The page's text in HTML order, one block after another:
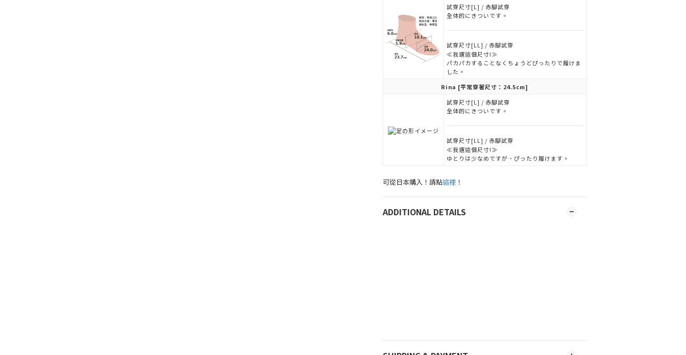
試穿尺寸[L] / 赤腳試穿
全体的にきついです。
試穿尺寸[LL] / 赤腳試穿
≪我選這個尺寸!≫
パカパカすることなくちょうどぴったりで履けま
した。
Rina [平常穿著尺寸：24.5cm]
試穿尺寸[L] / 赤腳試穿
全体的にきついです。
試穿尺寸[LL] / 赤腳試穿
≪我選這個尺寸!≫
ゆとりは少なめですが、ぴったり履けます。
可從日本購入！請點這裡 ！
ADDITIONAL DETAILS